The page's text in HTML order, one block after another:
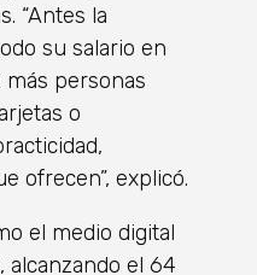
“Antes la
su salario en
personas
o
ofrecen”, explicó.
el medio digital
alcanzando el 64